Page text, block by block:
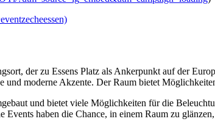
der zu Essens Platz als Ankerpunkt auf der
und moderne Akzente. Der Raum bietet
und bietet viele Möglichkeiten für die
Events haben die Chance, in einem Raum zu